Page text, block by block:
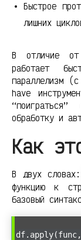
Быстрое
лишних
В отличие от
работает
параллелизм
have
обработку и
Как
В двух словах:
функцию к
базовый